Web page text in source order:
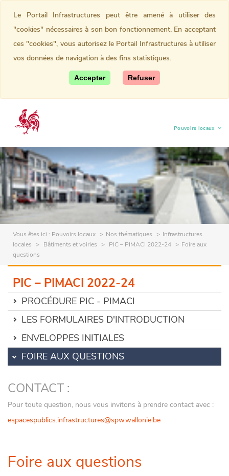
Pouvoirs locaux
(current)
Vous êtes ici : Pouvoirs locaux Nos thématiques
Infrastructures
locales
Bâtiments et voiries PIC – PIMACI 2022-24
Foire aux
questions
PIC – PIMACI 2022-24
PROCÉDURE PIC - PIMACI
LES FORMULAIRES D'INTRODUCTION
ENVELOPPES INITIALES
FOIRE AUX QUESTIONS
CONTACT :
Pour toute question, nous vous invitons à prendre contact avec :
espacespublics.infrastructures@spw.wallonie.be
Foire aux questions
Le Portail Infrastructures peut être amené à utiliser des
"cookies" nécessaires à son bon fonctionnement. En acceptant
ces "cookies", vous autorisez le Portail Infrastructures à utiliser
vos données de navigation à des fins statistiques.
Accepter Refuser